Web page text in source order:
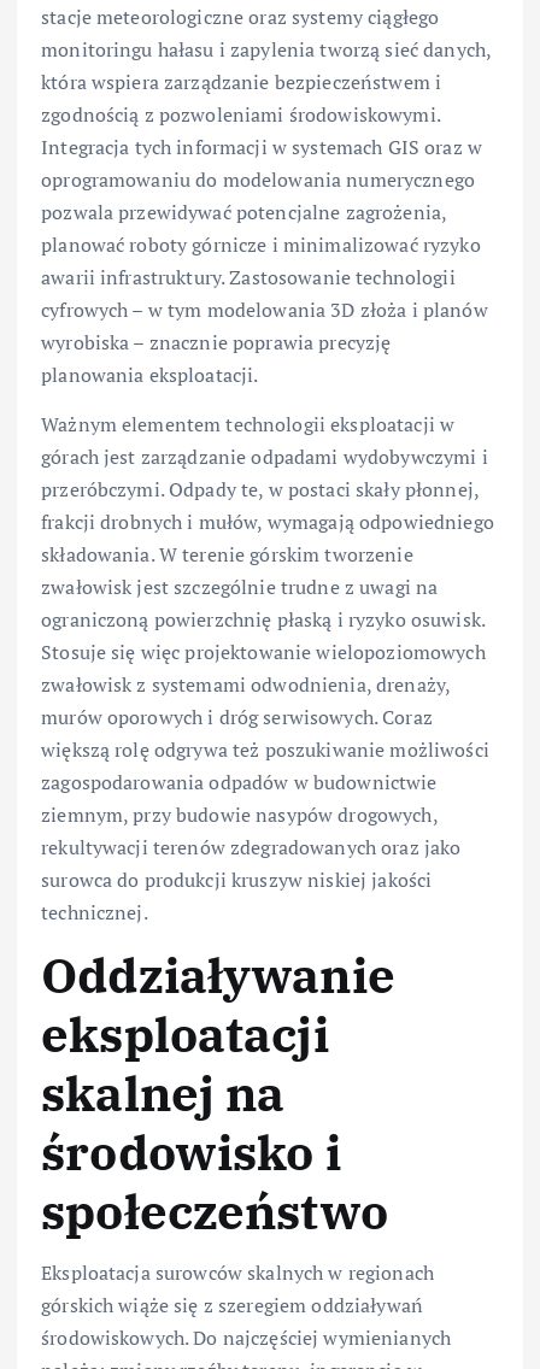
stacje meteorologiczne oraz systemy ciągłego
monitoringu hałasu i zapylenia tworzą sieć danych,
która wspiera zarządzanie bezpieczeństwem i
zgodnością z pozwoleniami środowiskowymi.
Integracja tych informacji w systemach GIS oraz w
oprogramowaniu do modelowania numerycznego
pozwala przewidywać potencjalne zagrożenia,
planować roboty górnicze i minimalizować ryzyko
awarii infrastruktury. Zastosowanie technologii
cyfrowych – w tym modelowania 3D złoża i planów
wyrobiska – znacznie poprawia precyzję
planowania eksploatacji.
Ważnym elementem technologii eksploatacji w
górach jest zarządzanie odpadami wydobywczymi i
przeróbczymi. Odpady te, w postaci skały płonnej,
frakcji drobnych i mułów, wymagają odpowiedniego
składowania. W terenie górskim tworzenie
zwałowisk jest szczególnie trudne z uwagi na
ograniczoną powierzchnię płaską i ryzyko osuwisk.
Stosuje się więc projektowanie wielopoziomowych
zwałowisk z systemami odwodnienia, drenaży,
murów oporowych i dróg serwisowych. Coraz
większą rolę odgrywa też poszukiwanie możliwości
zagospodarowania odpadów w budownictwie
ziemnym, przy budowie nasypów drogowych,
rekultywacji terenów zdegradowanych oraz jako
surowca do produkcji kruszyw niskiej jakości
technicznej.
Oddziaływanie
eksploatacji
skalnej na
środowisko i
społeczeństwo
Eksploatacja surowców skalnych w regionach
górskich wiąże się z szeregiem oddziaływań
środowiskowych. Do najczęściej wymienianych